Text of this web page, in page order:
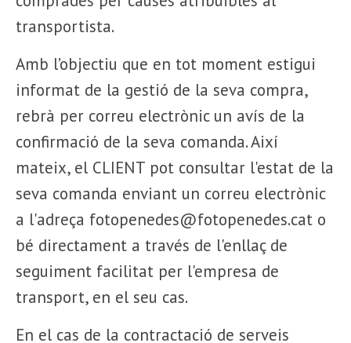
transportista.
Amb l’objectiu que en tot moment estigui
informat de la gestió de la seva compra,
rebrà per correu electrònic un avís de la
confirmació de la seva comanda. Així
mateix, el CLIENT pot consultar l'estat de la
seva comanda enviant un correu electrònic
a l'adreça fotopenedes@fotopenedes.cat o
bé directament a través de l'enllaç de
seguiment facilitat per l'empresa de
transport, en el seu cas.
En el cas de la contractació de serveis